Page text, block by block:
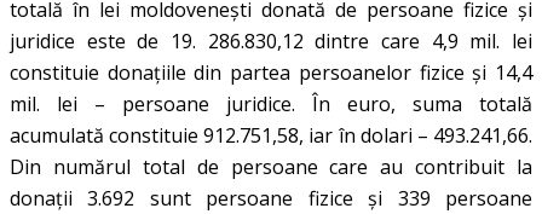
totală în lei moldovenești donată de persoane fizice și
juridice este de 19. 286.830,12 dintre care 4,9 mil. lei
constituie donațiile din partea persoanelor fizice și 14,4
mil. lei – persoane juridice. În euro, suma totală
acumulată constituie 912.751,58, iar în dolari – 493.241,66.
Din numărul total de persoane care au contribuit la
donații 3.692 sunt persoane fizice și 339 persoane